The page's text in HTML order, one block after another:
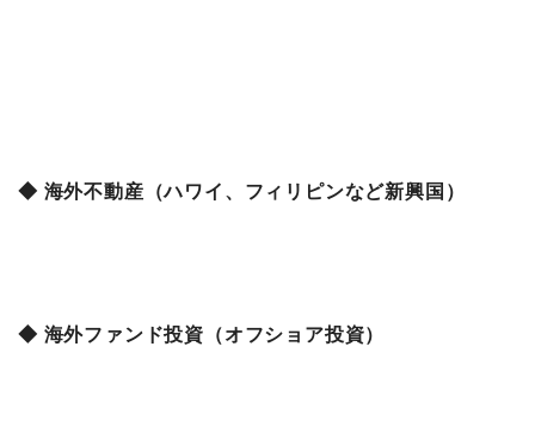
◆ 海外不動産（ハワイ、フィリピンなど新興国）
◆ 海外ファンド投資（オフショア投資）